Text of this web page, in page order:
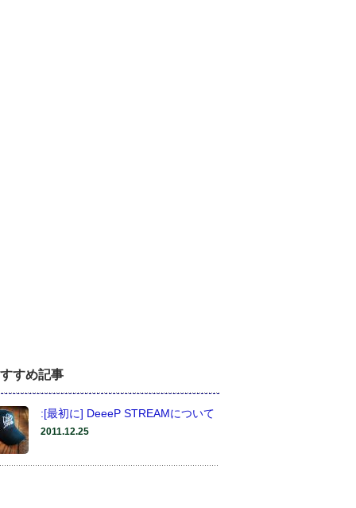
すめ記事
:[最初に] DeeeP STREAMについて
2011.12.25